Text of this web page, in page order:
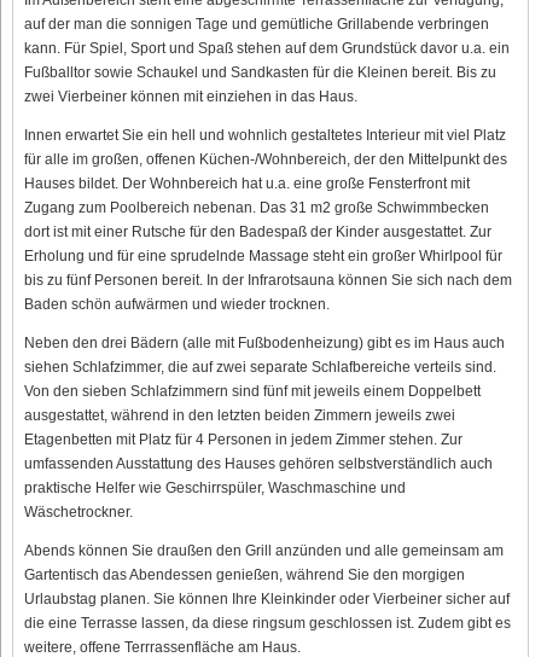
auf der man die sonnigen Tage und gemütliche Grillabende verbringen
kann. Für Spiel, Sport und Spaß stehen auf dem Grundstück davor u.a. ein
Fußballtor sowie Schaukel und Sandkasten für die Kleinen bereit. Bis zu
zwei Vierbeiner können mit einziehen in das Haus.
Innen erwartet Sie ein hell und wohnlich gestaltetes Interieur mit viel Platz
für alle im großen, offenen Küchen-/Wohnbereich, der den Mittelpunkt des
Hauses bildet. Der Wohnbereich hat u.a. eine große Fensterfront mit
Zugang zum Poolbereich nebenan. Das 31 m2 große Schwimmbecken
dort ist mit einer Rutsche für den Badespaß der Kinder ausgestattet. Zur
Erholung und für eine sprudelnde Massage steht ein großer Whirlpool für
bis zu fünf Personen bereit. In der Infrarotsauna können Sie sich nach dem
Baden schön aufwärmen und wieder trocknen.
Neben den drei Bädern (alle mit Fußbodenheizung) gibt es im Haus auch
siehen Schlafzimmer, die auf zwei separate Schlafbereiche verteils sind.
Von den sieben Schlafzimmern sind fünf mit jeweils einem Doppelbett
ausgestattet, während in den letzten beiden Zimmern jeweils zwei
Etagenbetten mit Platz für 4 Personen in jedem Zimmer stehen. Zur
umfassenden Ausstattung des Hauses gehören selbstverständlich auch
praktische Helfer wie Geschirrspüler, Waschmaschine und
Wäschetrockner.
Abends können Sie draußen den Grill anzünden und alle gemeinsam am
Gartentisch das Abendessen genießen, während Sie den morgigen
Urlaubstag planen. Sie können Ihre Kleinkinder oder Vierbeiner sicher auf
die eine Terrasse lassen, da diese ringsum geschlossen ist. Zudem gibt es
weitere, offene Terrrassenfläche am Haus.